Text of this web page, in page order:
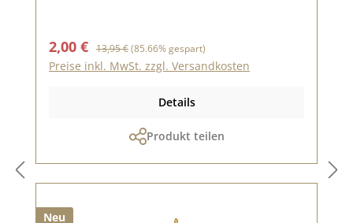
Verkaufspreis:
2,00 € Regulärer Preis:
13,95 €(85.66% gespart)
Preise inkl. MwSt. zzgl. Versandkosten
Details
Produkt teilen
Neu